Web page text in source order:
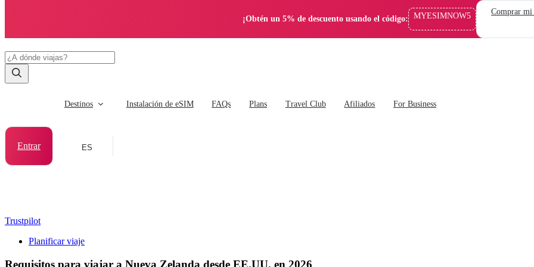
¡Obtén un 5% de descuento usando el código: MYESIMNOW5 Comprar
Destinos Instalación de eSIM FAQs Plans Travel Club Afiliados For Business
Entrar ES
Trustpilot
Planificar viaje
Requisitos para viajar a Nueva Zelanda desde EE.UU. en 2026